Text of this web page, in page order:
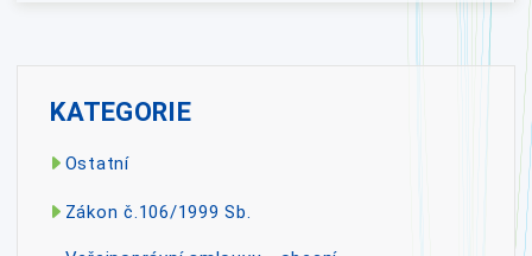
KATEGORIE
Ostatní
Zákon č.106/1999 Sb.